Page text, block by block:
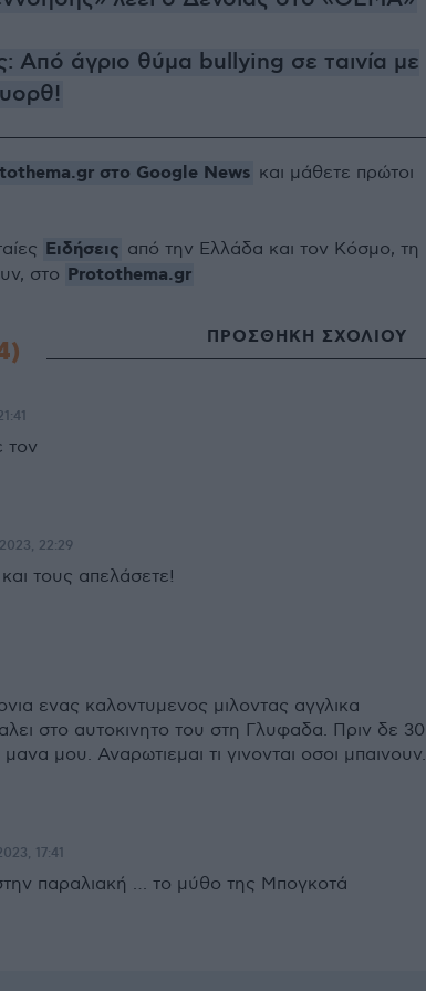
Από άγριο θύμα bullying σε ταινία με
στο Google News και μάθετε πρώτοι
Ειδήσεις από την Ελλάδα και τον Κόσμο, τη
στο Protothema.gr
ΠΡΟΣΘΗΚΗ ΣΧΟΛΙΟΥ
τον
22:29
τους απελάσετε!
ενας καλοντυμενος μιλοντας αγγλικα
στο αυτοκινητο του στη Γλυφαδα. Πριν δε 30
μου. Αναρωτιεμαι τι γινονται οσοι μπαινουν.
17:41
παραλιακή … το μύθο της Μπογκοτά